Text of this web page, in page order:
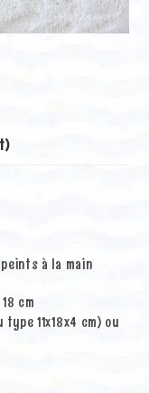
à la main
cm
11x18x4 cm) ou